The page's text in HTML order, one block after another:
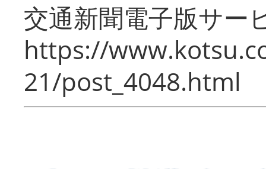
交通新聞電子版サー
https://
21/post_4048.html